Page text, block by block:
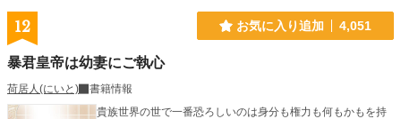
12 お気に入り追加 4,051
暴君皇帝は幼妻にご執心
荷居人(にいと)
書籍情報
貴族世界の世で一番恐ろしいのは身分も権力も何もかもを持